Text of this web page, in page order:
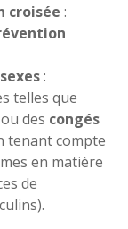
croisée :
:
telles que
ou des congés
tenant compte
en matière
de